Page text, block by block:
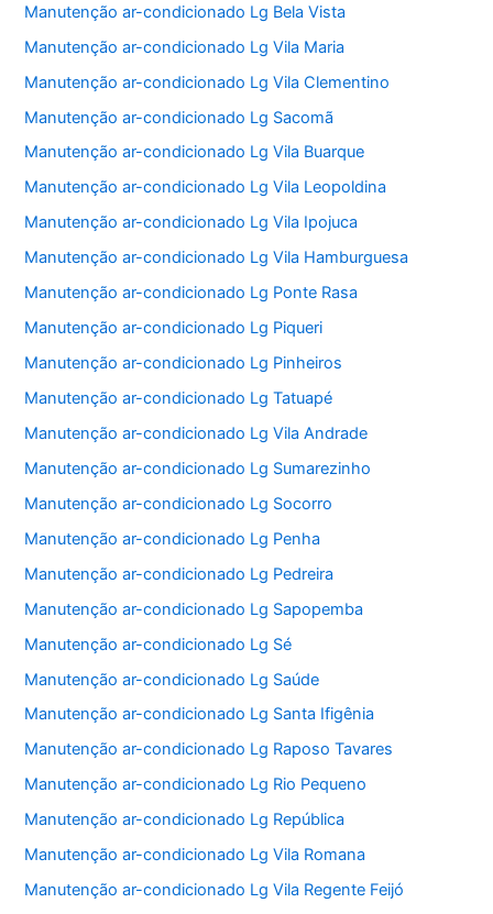
Manutenção ar-condicionado Lg Bela Vista
Manutenção ar-condicionado Lg Vila Maria
Manutenção ar-condicionado Lg Vila Clementino
Manutenção ar-condicionado Lg Sacomã
Manutenção ar-condicionado Lg Vila Buarque
Manutenção ar-condicionado Lg Vila Leopoldina
Manutenção ar-condicionado Lg Vila Ipojuca
Manutenção ar-condicionado Lg Vila Hamburguesa
Manutenção ar-condicionado Lg Ponte Rasa
Manutenção ar-condicionado Lg Piqueri
Manutenção ar-condicionado Lg Pinheiros
Manutenção ar-condicionado Lg Tatuapé
Manutenção ar-condicionado Lg Vila Andrade
Manutenção ar-condicionado Lg Sumarezinho
Manutenção ar-condicionado Lg Socorro
Manutenção ar-condicionado Lg Penha
Manutenção ar-condicionado Lg Pedreira
Manutenção ar-condicionado Lg Sapopemba
Manutenção ar-condicionado Lg Sé
Manutenção ar-condicionado Lg Saúde
Manutenção ar-condicionado Lg Santa Ifigênia
Manutenção ar-condicionado Lg Raposo Tavares
Manutenção ar-condicionado Lg Rio Pequeno
Manutenção ar-condicionado Lg República
Manutenção ar-condicionado Lg Vila Romana
Manutenção ar-condicionado Lg Vila Regente Feijó